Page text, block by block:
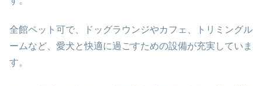
全館ペット可で、ドッグラウンジやカフェ、トリミングル
ームなど、愛犬と快適に過ごすための設備が充実していま
す。